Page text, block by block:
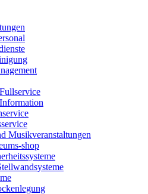
Musikveranstaltungen
shop